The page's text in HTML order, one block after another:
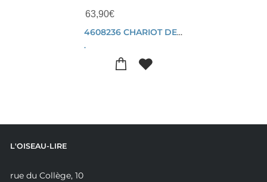
63,90€
4608236 CHARIOT DE CREME GLACEES
.
L'OISEAU-LIRE
rue du Collège, 10